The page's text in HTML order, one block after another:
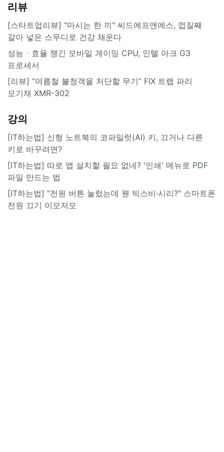
리뷰
[스타트업리뷰] "마시는 한 끼" 씨드에프앤에스, 껍질째
갈아 넣은 스무디로 건강 채운다
성능ㆍ효율 챙긴 모바일 게이밍 CPU, 인텔 아크 G3
프로세서
[리뷰] “여름철 불청객을 처단할 무기” FIX 트랩 파리
모기채 XMR-302
강의
[IT하는법] 신형 노트북의 코파일럿(AI) 키, 끄거나 다른
키로 바꾸려면?
[IT하는법] 따로 앱 설치할 필요 없네? '인쇄' 메뉴로 PDF
파일 만드는 법
[IT하는법] "전원 버튼 눌렀는데 웬 빅스비·시리?" 스마트폰
전원 끄기 이모저모